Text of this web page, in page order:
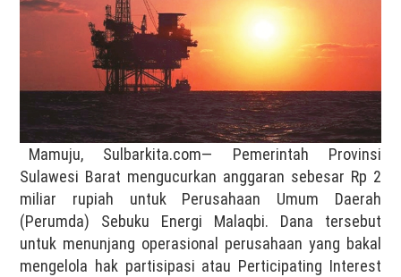
Mamuju, Sulbarkita.com— Pemerintah Provinsi
Sulawesi Barat mengucurkan anggaran sebesar Rp 2
miliar rupiah untuk Perusahaan Umum Daerah
(Perumda) Sebuku Energi Malaqbi. Dana tersebut
untuk menunjang operasional perusahaan yang bakal
mengelola hak partisipasi atau Perticipating Interest